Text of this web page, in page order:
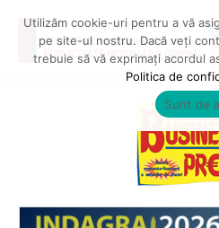
Utilizăm cookie-uri pentru a vă
pe site-ul nostru. Dacă veți
trebuie să vă exprimați acordul
Politica de
Sunt de